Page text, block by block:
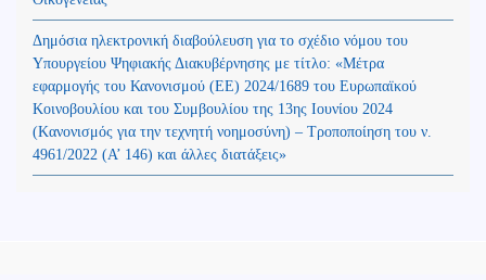
Δημόσια ηλεκτρονική διαβούλευση για το σχέδιο νόμου του
Υπουργείου Ψηφιακής Διακυβέρνησης με τίτλο: «Μέτρα
εφαρμογής του Κανονισμού (ΕΕ) 2024/1689 του Ευρωπαϊκού
Κοινοβουλίου και του Συμβουλίου της 13ης Ιουνίου 2024
(Kανονισμός για την τεχνητή νοημοσύνη) – Τροποποίηση του ν.
4961/2022 (Α’ 146) και άλλες διατάξεις»